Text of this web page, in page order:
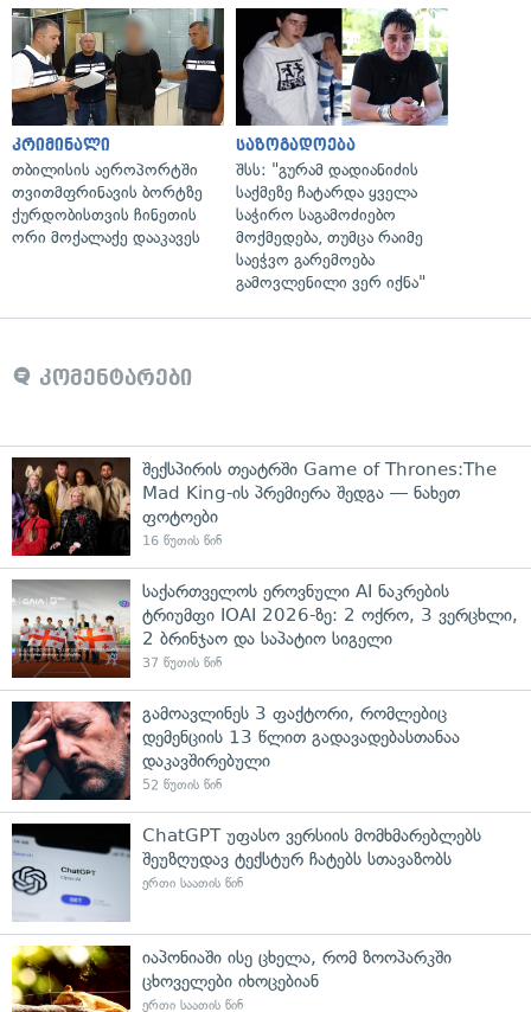
კრიმინალი
თბილისის აეროპორტში
თვითმფრინავის ბორტზე
ქურდობისთვის ჩინეთის
ორი მოქალაქე დააკავეს
საზოგადოება
შსს: "გურამ დადიანიძის
საქმეზე ჩატარდა ყველა
საჭირო საგამოძიებო
მოქმედება, თუმცა რაიმე
საეჭვო გარემოება
გამოვლენილი ვერ იქნა"
კომენტარები
შექსპირის თეატრში Game of Thrones:The
Mad King-ის პრემიერა შედგა — ნახეთ
ფოტოები
16 წუთის წინ
საქართველოს ეროვნული AI ნაკრების
ტრიუმფი IOAI 2026-ზე: 2 ოქრო, 3 ვერცხლი,
2 ბრინჯაო და საპატიო სიგელი
37 წუთის წინ
გამოავლინეს 3 ფაქტორი, რომლებიც
დემენციის 13 წლით გადავადებასთანაა
დაკავშირებული
52 წუთის წინ
ChatGPT უფასო ვერსიის მომხმარებლებს
შეუზღუდავ ტექსტურ ჩატებს სთავაზობს
ერთი საათის წინ
იაპონიაში ისე ცხელა, რომ ზოოპარკში
ცხოველები იხოცებიან
ერთი საათის წინ